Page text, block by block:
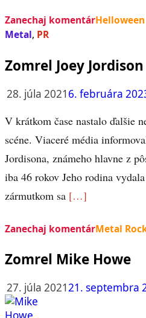
Zanechaj komentárHelloween
Metal, PR
Zomrel Joey Jordison
28. júla 20216. februára
V krátkom čase nastalo ďalšie
scéne. Viaceré média
Jordisona, známeho hlavne z
iba 46 rokov Jeho rodina
zármutkom sa […]
Zanechaj komentárMetal
Zomrel Mike Howe
27. júla 202121. septembra